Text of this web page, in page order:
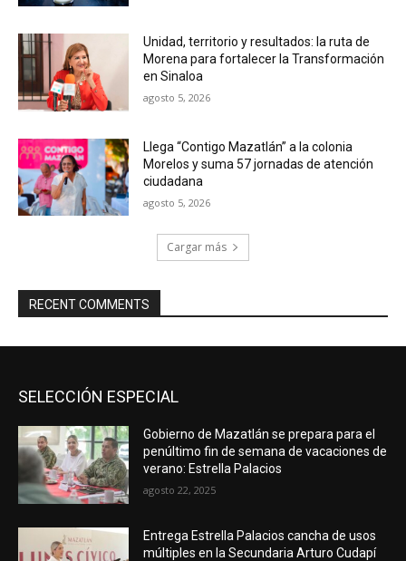
Unidad, territorio y resultados: la ruta de
Morena para fortalecer la Transformación
en Sinaloa
agosto 5, 2026
Llega “Contigo Mazatlán” a la colonia
Morelos y suma 57 jornadas de atención
ciudadana
agosto 5, 2026
Cargar más
RECENT COMMENTS
SELECCIÓN ESPECIAL
Gobierno de Mazatlán se prepara para el
penúltimo fin de semana de vacaciones de
verano: Estrella Palacios
agosto 22, 2025
Entrega Estrella Palacios cancha de usos
múltiples en la Secundaria Arturo Cudapí